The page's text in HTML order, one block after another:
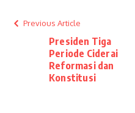
Previous Article
Presiden Tiga
Periode Ciderai
Reformasi dan
Konstitusi